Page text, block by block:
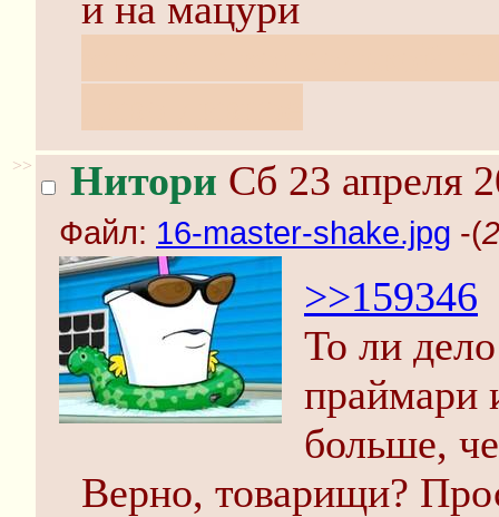
>> Нитори Сб 23 апреля
Файл: 16-master-shake.jpg -(
>>159346
То ли
праймари
больше,
Верно, товарищи?